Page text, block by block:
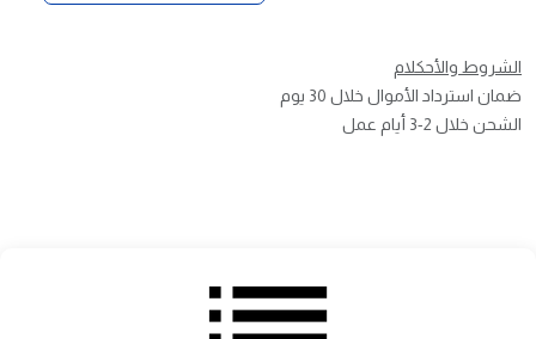
الشروط والأحكلام
ضمان استرداد الأموال خلال 30 يوم
الشحن خلال 2-3 أيام عمل